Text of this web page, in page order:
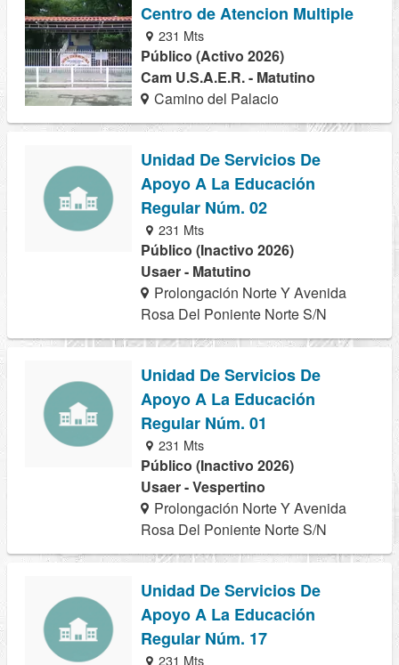
Centro de Atencion Multiple
231 Mts
Público (Activo 2026)
Cam U.S.A.E.R. - Matutino
Camino del Palacio
Unidad De Servicios De
Apoyo A La Educación
Regular Núm. 02
231 Mts
Público (Inactivo 2026)
Usaer - Matutino
Prolongación Norte Y Avenida
Rosa Del Poniente Norte S/N
Unidad De Servicios De
Apoyo A La Educación
Regular Núm. 01
231 Mts
Público (Inactivo 2026)
Usaer - Vespertino
Prolongación Norte Y Avenida
Rosa Del Poniente Norte S/N
Unidad De Servicios De
Apoyo A La Educación
Regular Núm. 17
231 Mts